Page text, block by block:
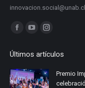
innovacion.social@unab.cl
Find us on:
Facebook
opens
in
new
YouTube
opens
in
new
Instagram
opens
in
new
Últimos artículos
Premio